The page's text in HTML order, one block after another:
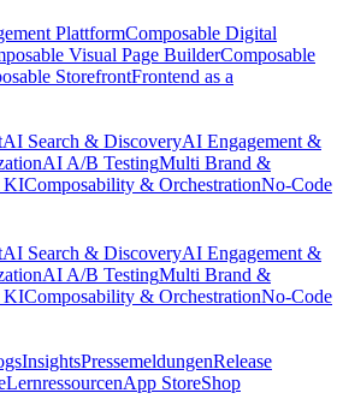
PlattformComposable Digital
Visual Page BuilderComposable
StorefrontFrontend as a
AI Search & DiscoveryAI Engagement &
AI A/B TestingMulti Brand &
KIComposability & OrchestrationNo-Code
AI Search & DiscoveryAI Engagement &
AI A/B TestingMulti Brand &
KIComposability & OrchestrationNo-Code
InsightsPressemeldungenRelease
LernressourcenApp StoreShop